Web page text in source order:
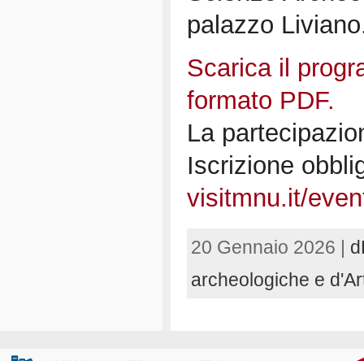
palazzo
Scarica il
formato PDF.
La
Iscrizione
visitmnu.it/
20 Gennaio 2026 |
archeologiche e